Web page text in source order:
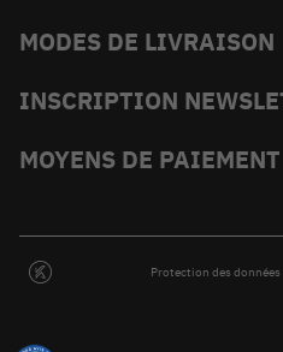
L'équipe du King
Livraison
Mandat administratif ou Chorus
MODES DE LIVRAISON
INSCRIPTION
Abonnez-vous et recevez en
MOYENS DE PAIEMENT
Protection des données